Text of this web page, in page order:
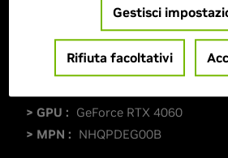
> GPU : GeForce RTX 4060
> MPN : NHQPDEG00B
Gestisci
Rifiuta facoltativi